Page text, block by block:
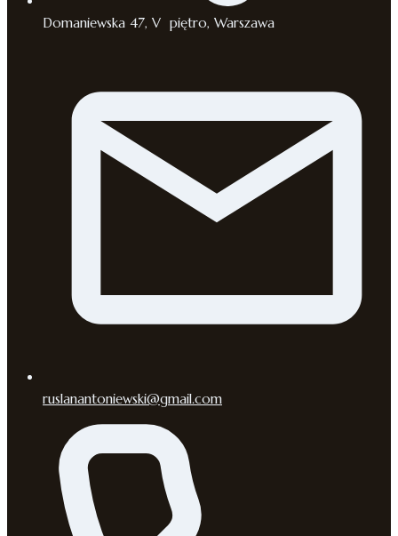
Domaniewska 47, V piętro, Warszawa
ruslanantoniewski@gmail.com